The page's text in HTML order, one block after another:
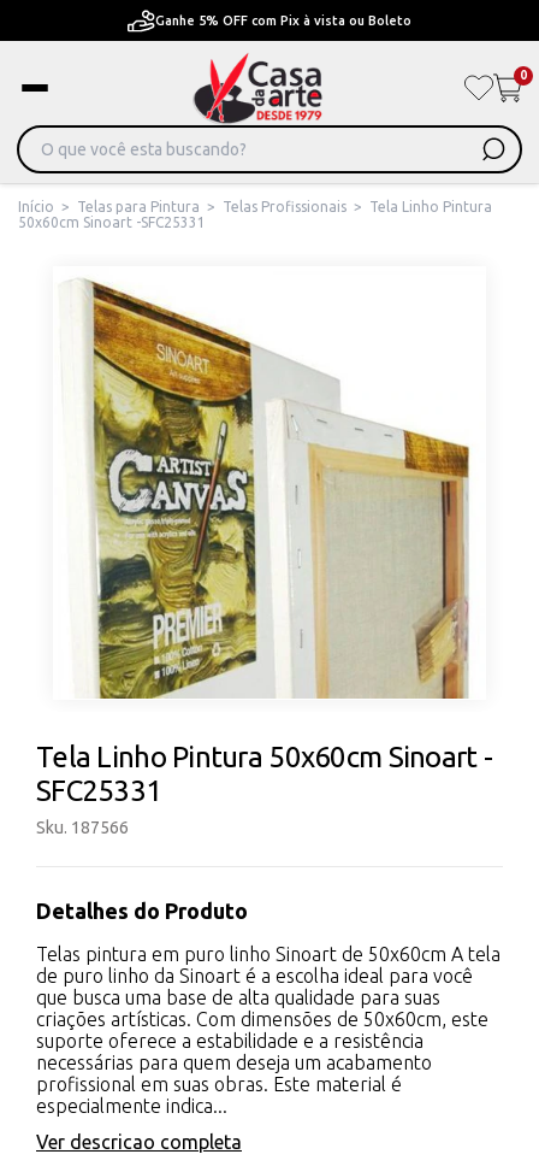
Pague em Até 6x sem juros ou ate 12x com juros
0
Início > Telas para Pintura > Telas Profissionais >
Tela Linho Pintura
50x60cm Sinoart -SFC25331
Tela Linho Pintura 50x60cm Sinoart -
SFC25331
Sku. 187566
Detalhes do Produto
Telas pintura em puro linho Sinoart de 50x60cm A tela
de puro linho da Sinoart é a escolha ideal para você
que busca uma base de alta qualidade para suas
criações artísticas. Com dimensões de 50x60cm, este
suporte oferece a estabilidade e a resistência
necessárias para quem deseja um acabamento
profissional em suas obras. Este material é
especialmente indica...
Ver descricao completa